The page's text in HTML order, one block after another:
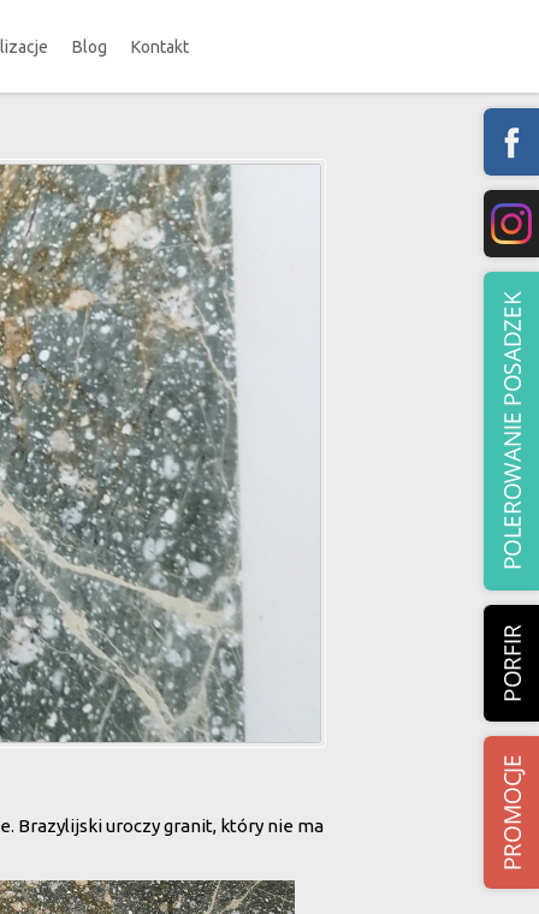
Blog Kontakt
Brazylijski uroczy granit, który nie ma